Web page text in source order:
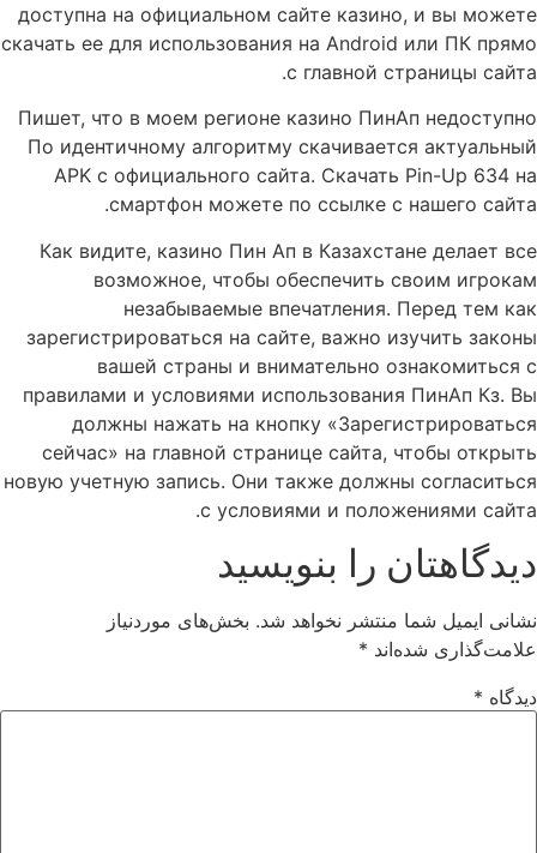
доступна на официальном сайте казино, и вы можете
скачать ее для использования на Android или ПК прямо
с главной страницы сайта.
Пишет, что в моем регионе казино ПинАп недоступно
По идентичному алгоритму скачивается актуальный
APK с официального сайта. Скачать Pin-Up 634 на
смартфон можете по ссылке с нашего сайта.
Как видите, казино Пин Ап в Казахстане делает все
возможное, чтобы обеспечить своим игрокам
незабываемые впечатления. Перед тем как
зарегистрироваться на сайте, важно изучить законы
вашей страны и внимательно ознакомиться с
правилами и условиями использования ПинАп Кз. Вы
должны нажать на кнопку «Зарегистрироваться
сейчас» на главной странице сайта, чтобы открыть
новую учетную запись. Они также должны согласиться
с условиями и положениями сайта.
دیدگاهتان را بنویسید
نشانی ایمیل شما منتشر نخواهد شد. بخش‌های موردنیاز
علامت‌گذاری شده‌اند *
دیدگاه *